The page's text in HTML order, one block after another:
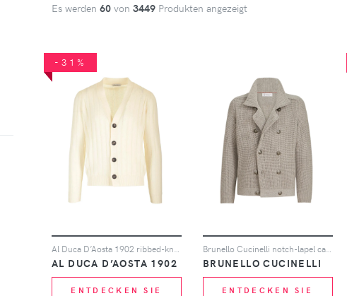
Es werden 60 von 3449 Produkten angezeigt
-31%
Al Duca D’Aosta 1902 ribbed-knit V-neck cardigan - Nude
AL DUCA D’AOSTA 1902
ENTDECKEN SIE
Brunello Cucinelli notch-lapel cardigan - Nude
BRUNELLO CUCINELLI
ENTDECKEN SIE